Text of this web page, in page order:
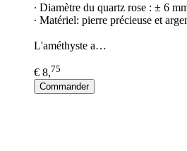
∙ Diamètre du quartz rose : ± 6
∙ Matériel: pierre précieuse et
L'améthyste a…
€ 8,75
Commander